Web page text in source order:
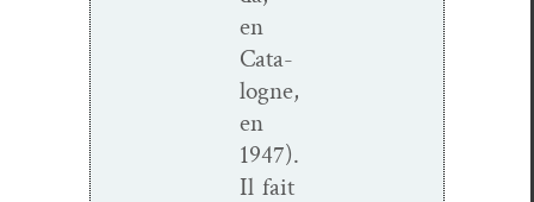
en
Cat­a­
logne,
en
1947).
Il fait